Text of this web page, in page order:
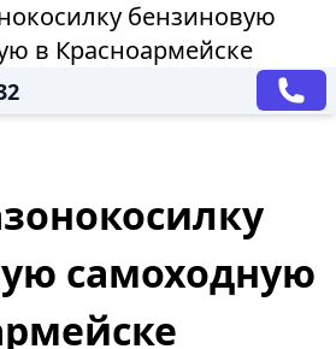
бензиновую
в Красноармейске
самоходную